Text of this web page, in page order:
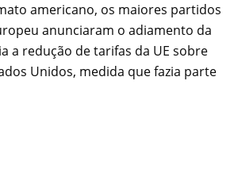
americano, os maiores partidos
anunciaram o adiamento da
a redução de tarifas da UE sobre
Unidos, medida que fazia parte